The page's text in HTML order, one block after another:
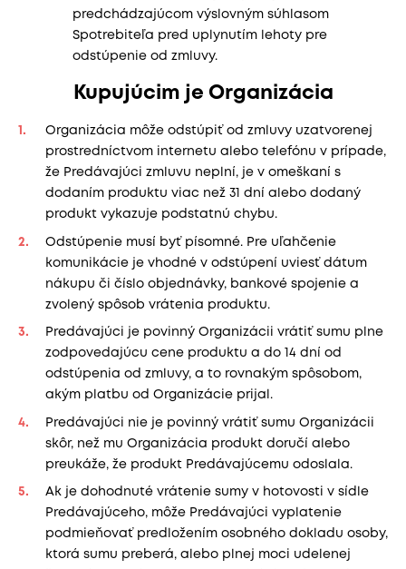
predchádzajúcom výslovným súhlasom
Spotrebiteľa pred uplynutím lehoty pre
odstúpenie od zmluvy.
Kupujúcim je Organizácia
Organizácia môže odstúpiť od zmluvy uzatvorenej
prostredníctvom internetu alebo telefónu v prípade,
že Predávajúci zmluvu neplní, je v omeškaní s
dodaním produktu viac než 31 dní alebo dodaný
produkt vykazuje podstatnú chybu.
Odstúpenie musí byť písomné. Pre uľahčenie
komunikácie je vhodné v odstúpení uviesť dátum
nákupu či číslo objednávky, bankové spojenie a
zvolený spôsob vrátenia produktu.
Predávajúci je povinný Organizácii vrátiť sumu plne
zodpovedajúcu cene produktu a do 14 dní od
odstúpenia od zmluvy, a to rovnakým spôsobom,
akým platbu od Organizácie prijal.
Predávajúci nie je povinný vrátiť sumu Organizácii
skôr, než mu Organizácia produkt doručí alebo
preukáže, že produkt Predávajúcemu odoslala.
Ak je dohodnuté vrátenie sumy v hotovosti v sídle
Predávajúceho, môže Predávajúci vyplatenie
podmieňovať predložením osobného dokladu osoby,
ktorá sumu preberá, alebo plnej moci udelenej